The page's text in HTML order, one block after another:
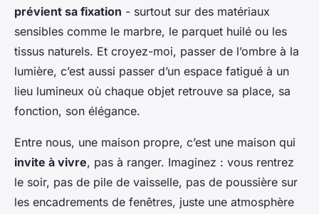
prévient sa fixation - surtout sur des matériaux
sensibles comme le marbre, le parquet huilé ou les
tissus naturels. Et croyez-moi, passer de l’ombre à la
lumière, c’est aussi passer d’un espace fatigué à un
lieu lumineux où chaque objet retrouve sa place, sa
fonction, son élégance.
Entre nous, une maison propre, c’est une maison qui
invite à vivre, pas à ranger. Imaginez : vous rentrez
le soir, pas de pile de vaisselle, pas de poussière sur
les encadrements de fenêtres, juste une atmosphère